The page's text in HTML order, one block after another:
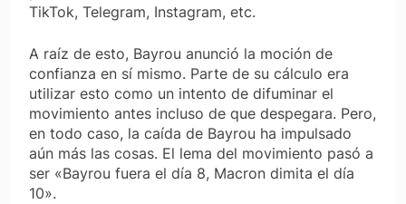
TikTok, Telegram, Instagram, etc.
A raíz de esto, Bayrou anunció la moción de
confianza en sí mismo. Parte de su cálculo era
utilizar esto como un intento de difuminar el
movimiento antes incluso de que despegara. Pero,
en todo caso, la caída de Bayrou ha impulsado
aún más las cosas. El lema del movimiento pasó a
ser «Bayrou fuera el día 8, Macron dimita el día
10».